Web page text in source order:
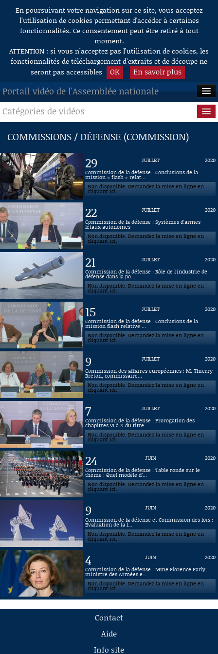
Aller au contenu
En poursuivant votre navigation sur ce site, vous acceptez
l’utilisation de cookies permettant d'accéder à certaines
fonctionnalités. Ce consentement peut être retiré à tout
moment.
ATTENTION : si vous n’acceptez pas l’utilisation de cookies, les
fonctionnalités de téléchargement d’extraits et de découpe ne
seront pas accessibles
OK En savoir plus
Portail vidéo de l'Assemblée nationale
ACCUEIL
EN DIRECT
À LA DEMANDE
RECHERCHE
AIDE À LA DÉCOUPE
DE VIDÉOS
Catégories de vidéos
Séance publique
Questions au Gouvernement
Commissions
Présidence
Évènements
Connaissance, Histoire
COMMISSIONS / DÉFENSE (COMMISSION)
29 JUILLET
2020
Commission de la défense : Conclusions de la
mission « flash » relat...
Non disponible. Demandez la mise en ligne en
cliquant ici.
22 JUILLET
2020
Commission de la défense : Systèmes d'armes
létaux autonomes
Non disponible. Demandez la mise en ligne en
cliquant ici.
21 JUILLET
2020
Commission de la défense : Rôle de l'industrie de
défense dans la po...
Non disponible. Demandez la mise en ligne en
cliquant ici.
15 JUILLET
2020
Commission de la défense : Conclusions de la
mission flash relative ...
Non disponible. Demandez la mise en ligne en
cliquant ici.
9 JUILLET
2020
Commission des affaires européennes : M. Thierry
Breton, commissaire...
Non disponible. Demandez la mise en ligne en
cliquant ici.
7 JUILLET
2020
Commission de la défense : Prorogation des
chapitres VI à X du titre...
Non disponible. Demandez la mise en ligne en
cliquant ici.
24 JUIN
2020
Commission de la défense : Table ronde sur le
thème : Quel modèle d’...
Non disponible. Demandez la mise en ligne en
cliquant ici.
9 JUIN
2020
Commission de la défense et Commission des lois :
Evaluation de la l...
Non disponible. Demandez la mise en ligne en
cliquant ici.
4 JUIN
2020
Commission de la défense : Mme Florence Parly,
ministre des Armées e...
Non disponible. Demandez la mise en ligne en
cliquant ici.
Contact
Aide
Info site